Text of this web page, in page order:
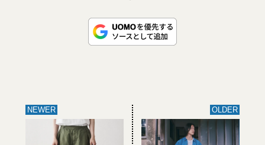
NEWER OLDER